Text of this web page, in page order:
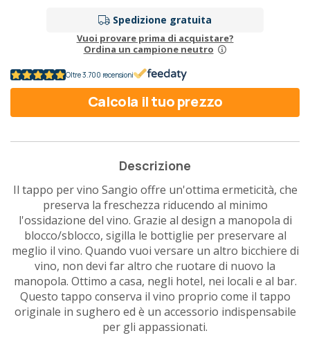
Spedizione gratuita
Vuoi provare prima di acquistare?
Ordina un campione neutro
Oltre 3.700 recensioni
Calcola il tuo prezzo
Descrizione
Il tappo per vino Sangio offre un'ottima ermeticità, che
preserva la freschezza riducendo al minimo
l'ossidazione del vino. Grazie al design a manopola di
blocco/sblocco, sigilla le bottiglie per preservare al
meglio il vino. Quando vuoi versare un altro bicchiere di
vino, non devi far altro che ruotare di nuovo la
manopola. Ottimo a casa, negli hotel, nei locali e al bar.
Questo tappo conserva il vino proprio come il tappo
originale in sughero ed è un accessorio indispensabile
per gli appassionati.